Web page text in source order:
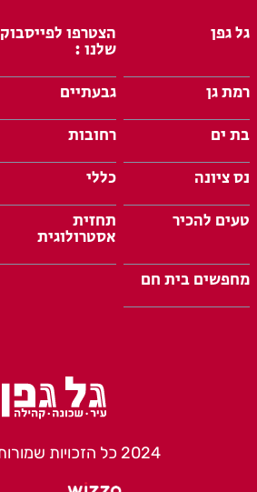
גל גפן הצטרפו לפייסבוק
שלנו :
רמת גן
גבעתיים
בת ים
רחובות
נס ציונה
כללי
טעים להכיר
תחזית
אסטרולוגית
מחפשים בית חם
2024 כל הזכויות שמורות לגל גפן